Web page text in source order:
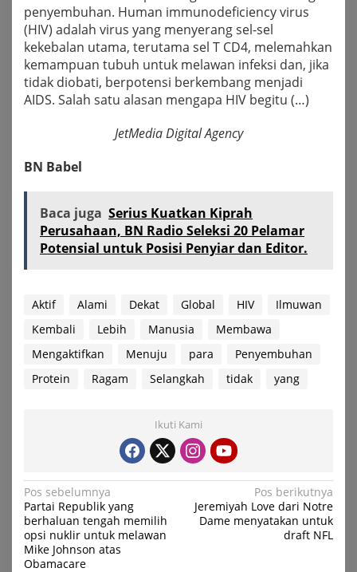
penyembuhan. Human immunodeficiency virus
(HIV) adalah virus yang menyerang sel-sel
kekebalan utama, terutama sel T CD4, melemahkan
kemampuan tubuh untuk melawan infeksi dan, jika
tidak diobati, berpotensi berkembang menjadi
AIDS. Salah satu alasan mengapa HIV begitu (…)
JetMedia Digital Agency
BN Babel
Baca juga Serius Kuatkan Kiprah
Perusahaan, BN Radio Seleksi 20 Pelamar
Potensial untuk Posisi Penyiar dan Editor.
Aktif Alami Dekat Global HIV
Ilmuwan
Kembali
Lebih Manusia
Membawa
Mengaktifkan
Menuju para
Penyembuhan
Protein
Ragam Selangkah tidak yang
Ikuti Kami
Navigasi
pos
Pos sebelumnya
Partai Republik yang
berhaluan tengah memilih
opsi nuklir untuk melawan
Mike Johnson atas
Obamacare
Pos berikutnya
Jeremiyah Love dari Notre
Dame menyatakan untuk
draft NFL